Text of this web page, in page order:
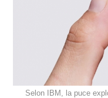
Selon IBM, la puce